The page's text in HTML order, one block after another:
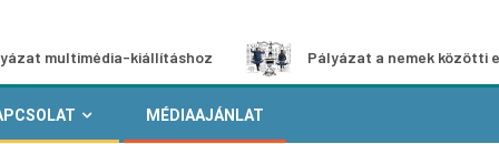
kiállításhoz Pályázat a nemek közötti egyenlőség
MÉDIAAJÁNLAT